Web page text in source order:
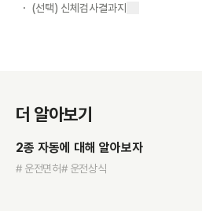
(선택) 신체검사결과지
더 알아보기
2종 자동에 대해 알아보자
# 운전면허# 운전상식